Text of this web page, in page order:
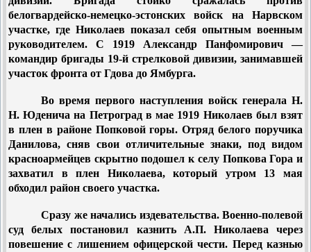
белогвардейско-немецко-эстонских войск на Нарвском
участке, где Николаев показал себя опытным военным
руководителем. С 1919 Александр Панфомирович —
командир бригады 19-й стрелковой дивизии, занимавшей
участок фронта от Гдова до Ямбурга.
Во время первого наступления войск генерала Н.
Н. Юденича на Петроград в мае 1919 Николаев был взят
в плен в районе Попковой горы. Отряд белого поручика
Данилова, сняв свои отличительные знаки, под видом
красноармейцев скрытно подошел к селу Попкова Гора и
захватил в плен Николаева, который утром 13 мая
обходил район своего участка.
Сразу же начались издевательства. Военно-полевой
суд белых постановил казнить А.П. Николаева через
повешение с лишением офицерской чести. Перед казнью